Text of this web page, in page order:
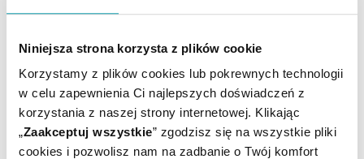
Niniejsza strona korzysta z plików cookie
Korzystamy z plików cookies lub pokrewnych technologii
w celu zapewnienia Ci najlepszych doświadczeń z
korzystania z naszej strony internetowej. Klikając
„Zaakceptuj wszystkie” zgodzisz się na wszystkie pliki
cookies i pozwolisz nam na zadbanie o Twój komfort
Udowodnione działania polegające na wspomaganiu
perystaltyki jelit, zwalczania wzdęć i innych dolegliwości
trawiennych mają szczepyBifidobacterium infantis35624,
Lactobacillus plantarum 299v,Lactobacillu rhamnosuc
Lactobacillus reuteriDSM orazBifidobacetrium bifidum
MIMBb75. Między innymi te szczepy znaleźć można w linii
produktów
Sanprobi
. Duże znaczenie w łagodzeniu